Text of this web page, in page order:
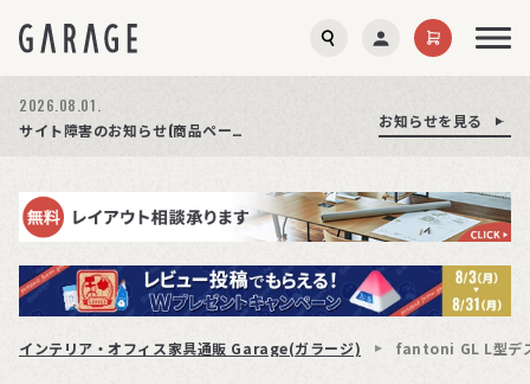
お知らせを見る
商品ページ障害復旧のお知らせ お知らせを見る
2026.08.01.
サイト障害のお知らせ(商品ページが正常に表示されない事象発生)
お知らせを見る
インテリア・オフィス家具通販 Garage(ガラージ) fantoni GL L型デ